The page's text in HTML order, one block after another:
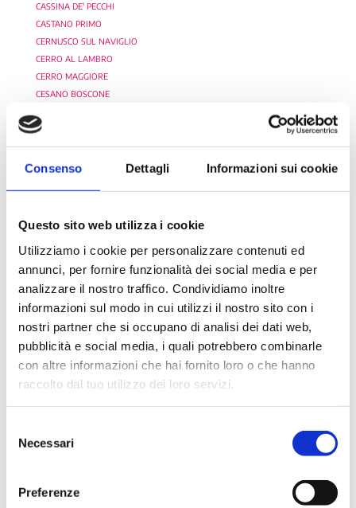
Consenso Dettagli Informazioni sui cookie
Questo sito web utilizza i cookie
Utilizziamo i cookie per personalizzare contenuti ed
annunci, per fornire funzionalità dei social media e per
analizzare il nostro traffico. Condividiamo inoltre
informazioni sul modo in cui utilizzi il nostro sito con i
nostri partner che si occupano di analisi dei dati web,
pubblicità e social media, i quali potrebbero combinarle
con altre informazioni che hai fornito loro o che hanno
raccolto dal tuo utilizzo dei loro servizi.
delNecessari
Preferenze
CASSINA DE' PECCHI
CASTANO PRIMO
CERNUSCO SUL NAVIGLIO
CERRO AL LAMBRO
CERRO MAGGIORE
CESANO BOSCONE
CINISELLO BALSAMO
CISLIANO
COLOGNO MONZESE
CORSICO
CUBI - CULTURE BIBLIOTECHE IN RETE A.S.C.
CUGGIONO
CULTURE SOCIALITA' BIBLIOTECHE NETWORK OPERATIVO
CUSAGO
GARBAGNATE MILANESE
GESSATE
GREZZAGO
INZAGO